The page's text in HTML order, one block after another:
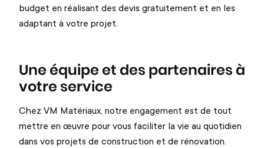
budget en réalisant des devis gratuitement et en les
adaptant à votre projet.
Une équipe et des partenaires à
votre service
Chez VM Matériaux, notre engagement est de tout
mettre en œuvre pour vous faciliter la vie au quotidien
dans vos projets de construction et de rénovation.